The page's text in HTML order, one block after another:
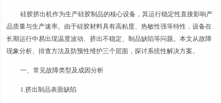
硅胶挤出机作为生产硅胶制品的核心设备，其运行稳定性直接影响产
品质量与生产速率。由于硅胶材料具有高粘度、热敏性强等特性，设备在
长期运行中易出现温度波动、挤出不稳定、制品缺陷等问题。本文从故障
现象分析、排查方法及防预性维护三个层面，探讨系统性解决方案。
一、常见故障类型及成因分析
1.挤出制品表面缺陷